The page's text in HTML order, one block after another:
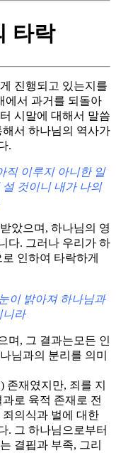
타락
진행되고 있는지를
에서 과거를 되돌아
시말에 대해서 말씀
서 하나님의 역사가
.
직 이루지 아니한 일
것이니 내가 나의
았으며, 하나님의 영
다. 그러나 우리가 하
인하여 타락하게
이 밝아져 하나님과
니라
며, 그 결과는모든 인
님과의 분리를 의미
존재였지만, 죄를 지
로 육적 존재로 전
의식과 벌에 대한
. 그 하나님으로부터
결핍과 부족, 그리